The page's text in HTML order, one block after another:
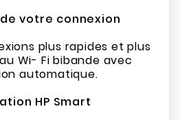
votre connexion
plus rapides et plus
Wi- Fi bibande avec
automatique.
HP Smart